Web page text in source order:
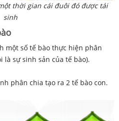
thời gian cái đuôi đó được tái
sinh
một số tế bào thực hiện phân
là sự sinh sản của tế bào).
phân chia tạo ra 2 tế bào con.